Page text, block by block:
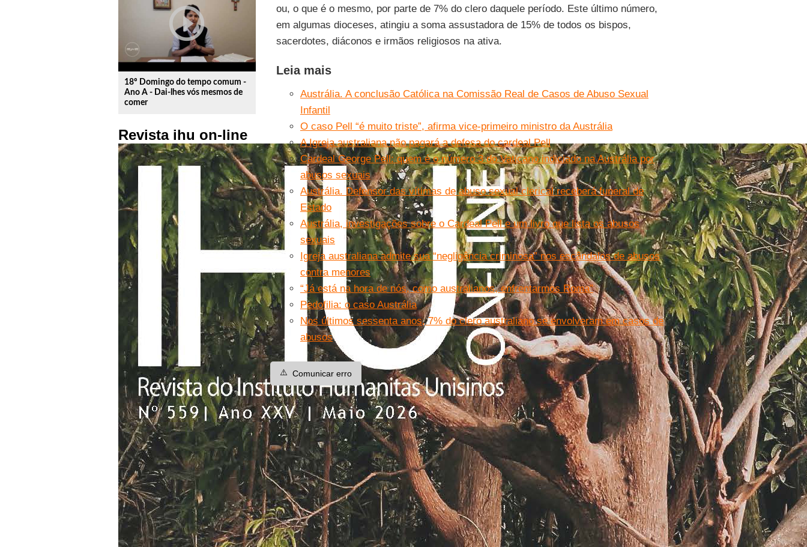
play_circle_outline
18º Domingo do tempo comum -
Ano A - Dai-lhes vós mesmos de
comer
Revista ihu on-line
ou, o que é o mesmo, por parte de 7% do clero daquele período. Este último número,
em algumas dioceses, atingiu a soma assustadora de 15% de todos os bispos,
sacerdotes, diáconos e irmãos religiosos na ativa.
Leia mais
Austrália. A conclusão Católica na Comissão Real de Casos de Abuso Sexual
Infantil
O caso Pell “é muito triste”, afirma vice-primeiro ministro da Austrália
A Igreja australiana não pagará a defesa do cardeal Pell
Cardeal George Pell: quem é o número 3 do Vaticano indiciado na Austrália por
abusos sexuais
Austrália. Defensor das vítimas de abuso sexual clerical receberá funeral de
Estado
Austrália, investigações sobre o Cardeal Pell e um livro que lista os abusos
sexuais
Igreja australiana admite sua “negligência criminosa” nos escândalos de abusos
contra menores
“Já está na hora de nós, como australianos, enfrentarmos Roma”
Pedofilia: o caso Austrália
Nos últimos sessenta anos, 7% do clero australiano se envolveram em casos de
abusos
⚠️ Comunicar erro